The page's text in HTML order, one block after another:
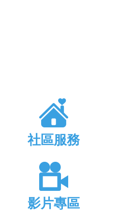
社區服務
影片專區